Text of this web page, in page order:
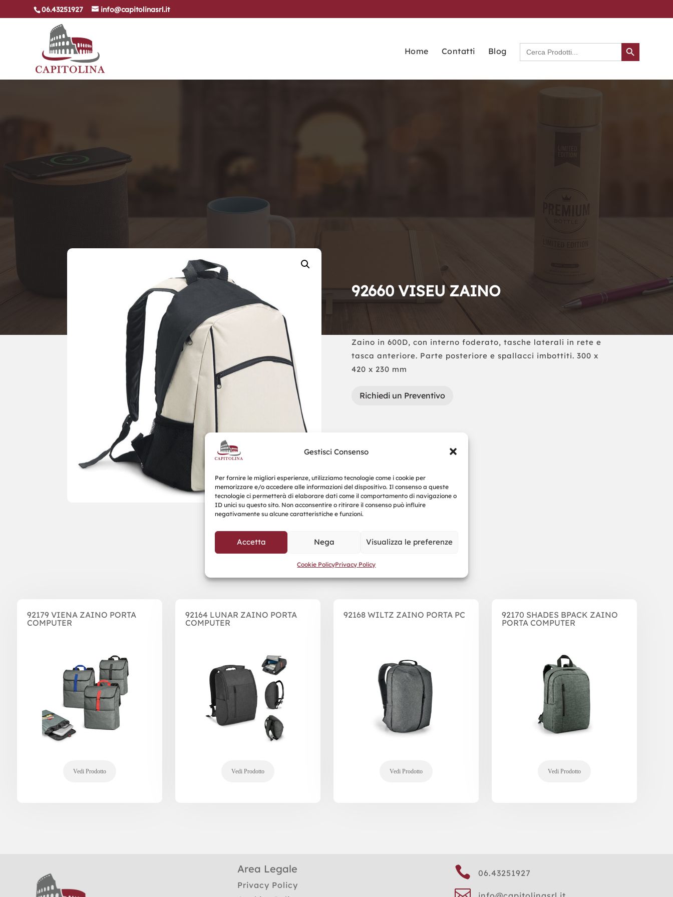
Gestisci Consenso
Per fornire le migliori esperienze, utilizziamo tecnologie come i cookie per
memorizzare e/o accedere alle informazioni del dispositivo. Il consenso a queste
tecnologie ci permetterà di elaborare dati come il comportamento di navigazione o
ID unici su questo sito. Non acconsentire o ritirare il consenso può influire
negativamente su alcune caratteristiche e funzioni.
Accetta Nega Visualizza le preferenze
Cookie PolicyPrivacy Policy
06.43251927 info@capitolinasrl.it
Home Contatti Blog Search
for:
Search Button
92660 VISEU ZAINO
Zaino in 600D, con interno foderato, tasche laterali in rete e
tasca anteriore. Parte posteriore e spallacci imbottiti. 300 x
420 x 230 mm
Richiedi un Preventivo
Prodotti correlati
92179 VIENA ZAINO PORTA
COMPUTER
92164 LUNAR ZAINO PORTA
COMPUTER
92168 WILTZ ZAINO PORTA PC
92170 SHADES BPACK ZAINO
PORTA COMPUTER
Area Legale
Privacy Policy
 06.43251927